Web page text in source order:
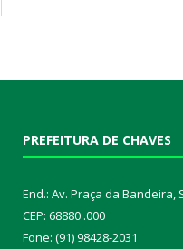
PREFEITURA DE CHAVES
End.: Av. Praça da Bandeira,
CEP: 68880 .000
Fone: (91) 98428-2031